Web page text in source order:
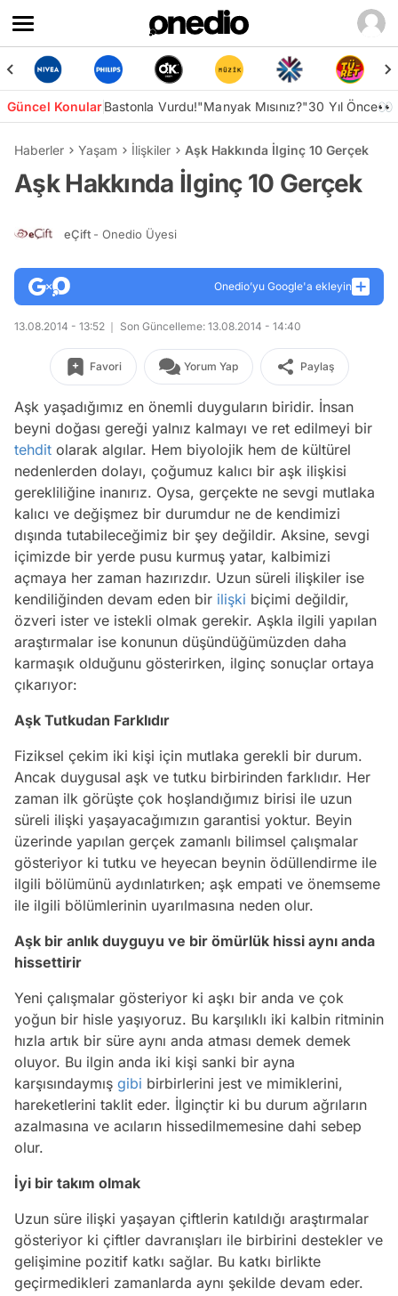
Güncel KonularBastonla Vurdu!"Manyak Mısınız?"30 Yıl Önce👀
Haberler Yaşam İlişkiler Aşk Hakkında İlginç 10 Gerçek
Aşk Hakkında İlginç 10 Gerçek
eÇift - Onedio Üyesi
Onedio’yu Google'a ekleyin
13.08.2014 - 13:52 Son Güncelleme: 13.08.2014 - 14:40
Favori Yorum Yap Paylaş
Aşk yaşadığımız en önemli duyguların biridir. İnsan
beyni doğası gereği yalnız kalmayı ve ret edilmeyi bir
tehdit olarak algılar. Hem biyolojik hem de kültürel
nedenlerden dolayı, çoğumuz kalıcı bir aşk ilişkisi
gerekliliğine inanırız. Oysa, gerçekte ne sevgi mutlaka
kalıcı ve değişmez bir durumdur ne de kendimizi
dışında tutabileceğimiz bir şey değildir. Aksine, sevgi
içimizde bir yerde pusu kurmuş yatar, kalbimizi
açmaya her zaman hazırızdır. Uzun süreli ilişkiler ise
kendiliğinden devam eden bir ilişki biçimi değildir,
özveri ister ve istekli olmak gerekir. Aşkla ilgili yapılan
araştırmalar ise konunun düşündüğümüzden daha
karmaşık olduğunu gösterirken, ilginç sonuçlar ortaya
çıkarıyor:
Aşk Tutkudan Farklıdır
Fiziksel çekim iki kişi için mutlaka gerekli bir durum.
Ancak duygusal aşk ve tutku birbirinden farklıdır. Her
zaman ilk görüşte çok hoşlandığımız birisi ile uzun
süreli ilişki yaşayacağımızın garantisi yoktur. Beyin
üzerinde yapılan gerçek zamanlı bilimsel çalışmalar
gösteriyor ki tutku ve heyecan beynin ödüllendirme ile
ilgili bölümünü aydınlatırken; aşk empati ve önemseme
ile ilgili bölümlerinin uyarılmasına neden olur.
Aşk bir anlık duyguyu ve bir ömürlük hissi aynı anda
hissettirir
Yeni çalışmalar gösteriyor ki aşkı bir anda ve çok
yoğun bir hisle yaşıyoruz. Bu karşılıklı iki kalbin ritminin
hızla artık bir süre aynı anda atması demek demek
oluyor. Bu ilgin anda iki kişi sanki bir ayna
karşısındaymış gibi birbirlerini jest ve mimiklerini,
hareketlerini taklit eder. İlginçtir ki bu durum ağrıların
azalmasına ve acıların hissedilmemesine dahi sebep
olur.
İyi bir takım olmak
Uzun süre ilişki yaşayan çiftlerin katıldığı araştırmalar
gösteriyor ki çiftler davranışları ile birbirini destekler ve
gelişimine pozitif katkı sağlar. Bu katkı birlikte
geçirmedikleri zamanlarda aynı şekilde devam eder.